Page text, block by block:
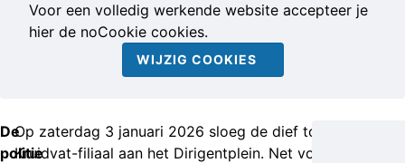
Voor een volledig werkende website accepteer je
hier de noCookie cookies.
WIJZIG COOKIES
De
politie
Op zaterdag 3 januari 2026 sloeg de dief toe in een
Kruidvat-filiaal aan het Dirigentplein. Net voor